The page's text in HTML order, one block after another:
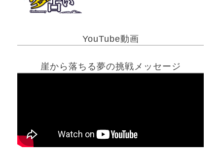
YouTube動画
崖から落ちる夢の挑戦メッセージ